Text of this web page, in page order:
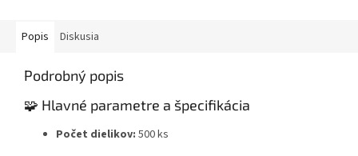
Popis Diskusia
Podrobný popis
🧩 Hlavné parametre a špecifikácia
Počet dielikov: 500 ks